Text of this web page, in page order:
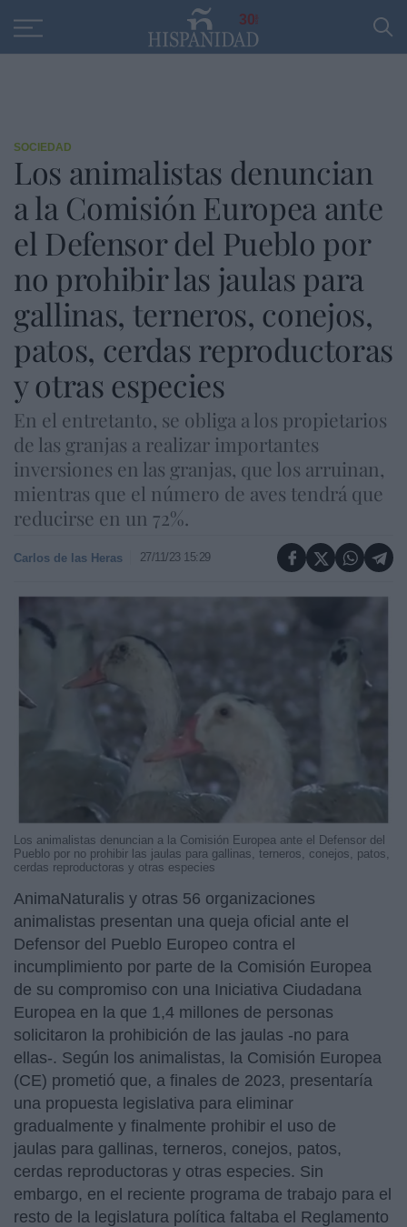
30
SOCIEDAD
Los animalistas denuncian
a la Comisión Europea ante
el Defensor del Pueblo por
no prohibir las jaulas para
gallinas, terneros, conejos,
patos, cerdas reproductoras
y otras especies
En el entretanto, se obliga a los propietarios
de las granjas a realizar importantes
inversiones en las granjas, que los arruinan,
mientras que el número de aves tendrá que
reducirse en un 72%.
Carlos de las Heras 27/11/23 15:29
Los animalistas denuncian a la Comisión Europea ante el Defensor del
Pueblo por no prohibir las jaulas para gallinas, terneros, conejos, patos,
cerdas reproductoras y otras especies
AnimaNaturalis y otras 56 organizaciones
animalistas presentan una queja oficial ante el
Defensor del Pueblo Europeo contra el
incumplimiento por parte de la Comisión Europea
de su compromiso con una Iniciativa Ciudadana
Europea en la que 1,4 millones de personas
solicitaron la prohibición de las jaulas -no para
ellas-. Según los animalistas, la Comisión Europea
(CE) prometió que, a finales de 2023, presentaría
una propuesta legislativa para eliminar
gradualmente y finalmente prohibir el uso de
jaulas para gallinas, terneros, conejos, patos,
cerdas reproductoras y otras especies. Sin
embargo, en el reciente programa de trabajo para el
resto de la legislatura política faltaba el Reglamento